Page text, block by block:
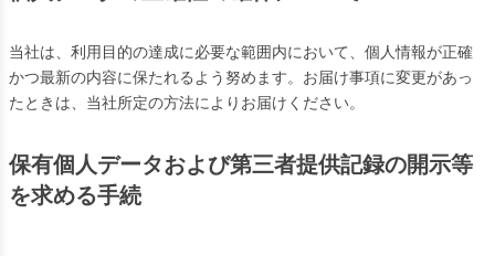
当社は、利用目的の達成に必要な範囲内において、個人情報が正確
かつ最新の内容に保たれるよう努めます。お届け事項に変更があっ
たときは、当社所定の方法によりお届けください。
保有個人データおよび第三者提供記録の開示等
を求める手続